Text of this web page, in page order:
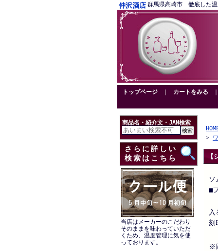
仲沢酒店 群馬県高崎市 徹底した
トップページ カートをみる
商品名・紹介文・JAN検索
さらに詳しい
検索はこちら
当店はメーカーのこだわり
そのままを味わっていただ
くため、温度管理に気を使
っております。
>
ソ
■
刻
※